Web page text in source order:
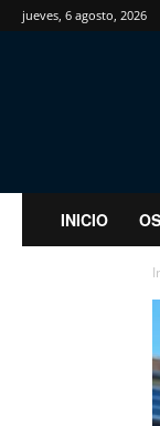
jueves, 6 agosto, 2026
INICIO